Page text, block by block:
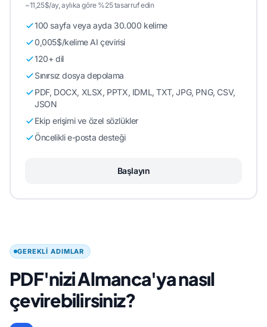
~11,25$/ay, aylıka göre %25 tasarruf edin
100 sayfa veya ayda 30.000 kelime
0,005$/kelime AI çevirisi
120+ dil
Sınırsız dosya depolama
PDF, DOCX, XLSX, PPTX, IDML, TXT, JPG, PNG, CSV,
JSON
Ekip erişimi ve özel sözlükler
Öncelikli e-posta desteği
Başlayın
GEREKLI ADIMLAR
PDF'nizi Almanca'ya nasıl
çevirebilirsiniz?